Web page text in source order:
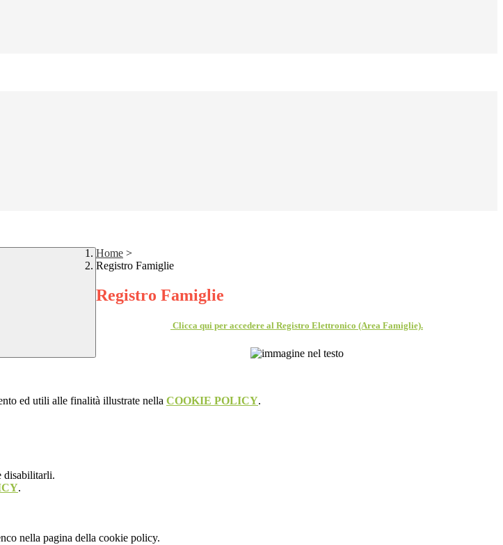
Home >
Registro Famiglie
Registro Famiglie
Clicca qui per accedere al Registro Elettronico (Area Famiglie).
ed utili alle finalità illustrate nella COOKIE POLICY.
disabilitarli.
.
nella pagina della cookie policy.